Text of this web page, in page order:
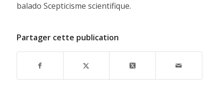
balado Scepticisme scientifique.
Partager cette publication